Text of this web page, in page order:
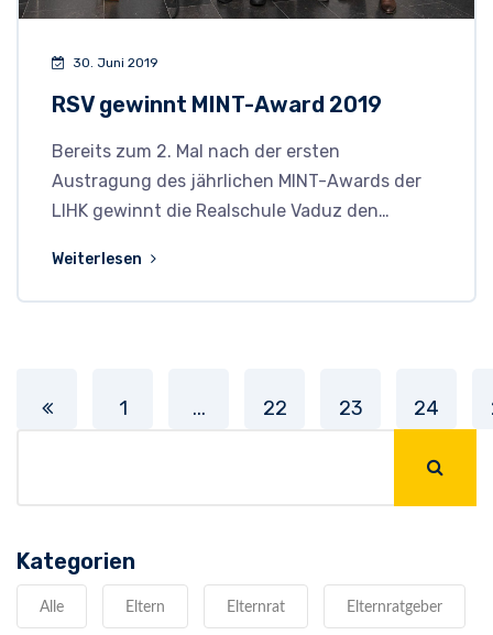
30. Juni 2019
RSV gewinnt MINT-Award 2019
Bereits zum 2. Mal nach der ersten
Austragung des jährlichen MINT-Awards der
LIHK gewinnt die Realschule Vaduz den…
Weiterlesen
1 ... 22 23 24
Kategorien
Alle Eltern Elternrat Elternratgeber